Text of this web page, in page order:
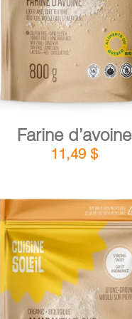
Farine d’avoine
11,49 $